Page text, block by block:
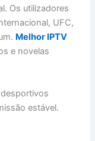
Os utilizadores
UFC,
Melhor IPTV
e novelas
estável.